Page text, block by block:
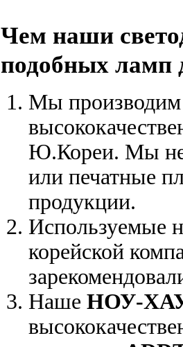
Чем наши
подобных ламп
Мы производим
Ю.Кореи. Мы не
или печатные
продукции.
Используемые
корейской
Наше НОУ-